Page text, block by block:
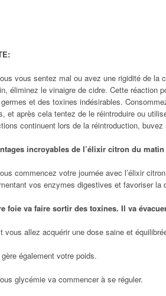
vous sentez mal ou avez une rigidité de la
éliminez le vinaigre de cidre. Cette réaction
et des toxines indésirables.
et après cela tentez de le réintroduire ou
continuent lors de la réintroduction, buvez
incroyables de l’élixir citron du matin
commencez votre journée avec l’élixir
vos enzymes digestives et favoriser la
foie va faire sortir des toxines. Il va
vous allez acquérir une dose saine et
également votre poids.
glycémie va commencer à se réguler.